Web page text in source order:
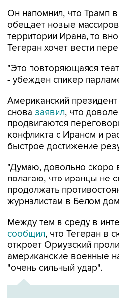
территории Ирана, то
Тегеран хочет вести
"Это повторяющаяся
Американский президент
продвигаются
конфликта с Ираном и
быстрое достижение
"Думаю, довольно скоро
продолжать
журналистам в Белом
Между тем в среду в
откроет Ормузский
американские военные
"очень сильный удар".
ХРОНИКА
Операция Израиля и